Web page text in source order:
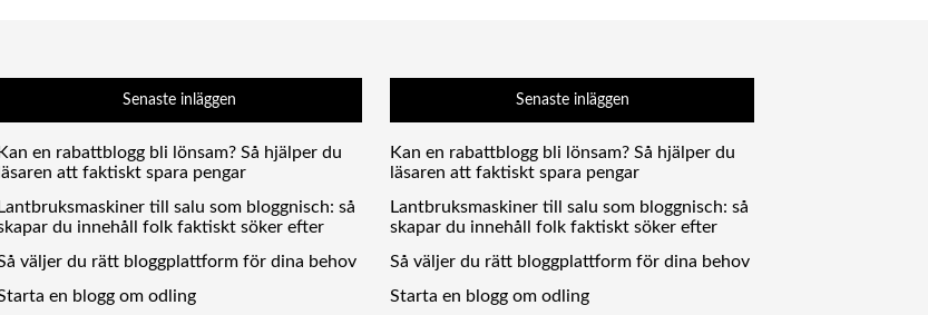
Senaste inläggen
Kan en rabattblogg bli lönsam? Så hjälper du
läsaren att faktiskt spara pengar
Lantbruksmaskiner till salu som bloggnisch: så
du innehåll folk faktiskt söker efter
väljer du rätt bloggplattform för dina behov
en blogg om odling
Senaste inläggen
Kan en rabattblogg bli lönsam? Så hjälper du
läsaren att faktiskt spara pengar
Lantbruksmaskiner till salu som bloggnisch: så
skapar du innehåll folk faktiskt söker efter
Så väljer du rätt bloggplattform för dina behov
Starta en blogg om odling